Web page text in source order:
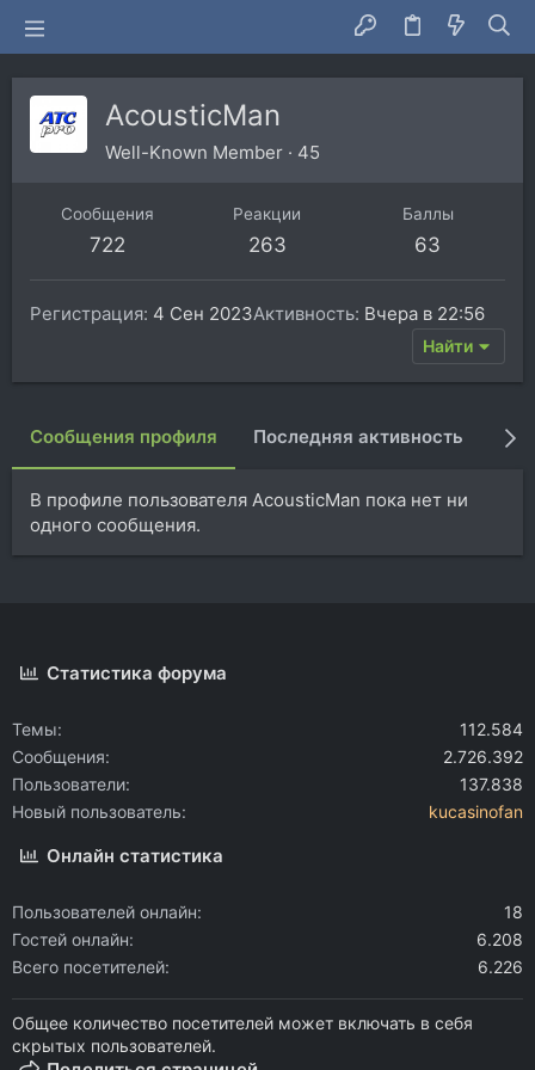
AcousticMan
Well-Known Member · 45
Сообщения
722
Реакции
263
Баллы
63
Регистрация 4 Сен 2023Активность Вчера в 22:56
Найти
Сообщения профиля Последняя активность
В профиле пользователя AcousticMan пока нет ни
одного сообщения.
Статистика форума
Темы
112.584
Сообщения
2.726.392
Пользователи
137.838
Новый пользователь
kucasinofan
Онлайн статистика
Пользователей онлайн
18
Гостей онлайн
6.208
Всего посетителей
6.226
Общее количество посетителей может включать в себя
скрытых пользователей.